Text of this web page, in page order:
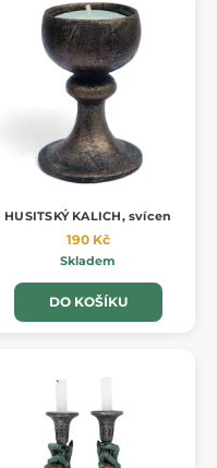
HUSITSKÝ KALICH, svícen
190 Kč
Skladem
DO KOŠÍKU